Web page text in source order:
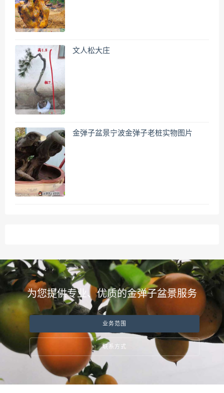
文人松大庄
金弹子盆景宁波金弹子老桩实物图片
为您提供专业、优质的金弹子盆景服务
业务范围
联系方式